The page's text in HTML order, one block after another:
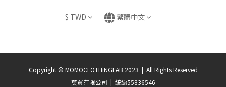
$ TWD 繁體中文
Copyright © MOMOCLOTHiNGLAB 2023 | All Rights Reserved
莫買有限公司 | 統編55836546